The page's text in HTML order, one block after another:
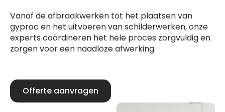
Vanaf de afbraakwerken tot het plaatsen van
gyproc en het uitvoeren van schilderwerken, onze
experts coördineren het hele proces zorgvuldig en
zorgen voor een naadloze afwerking.
Offerte aanvragen